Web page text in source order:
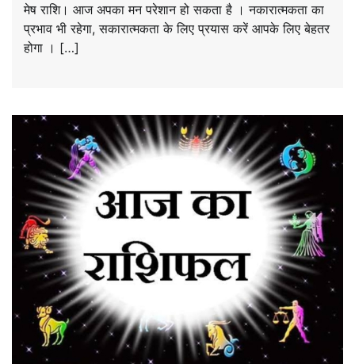
मेष राशि। आज अपका मन परेशान हो सकता है । नकारात्मकता का
प्रभाव भी रहेगा, सकारात्मकता के लिए प्रयास करें आपके लिए बेहतर
होगा । […]